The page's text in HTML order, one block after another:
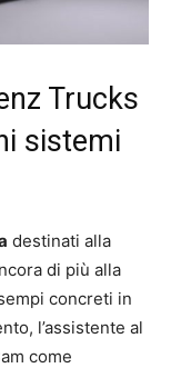
Trucks
sistemi
destinati alla
di più alla
concreti in
l’assistente al
come